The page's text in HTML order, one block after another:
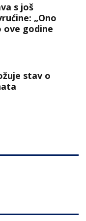
s još
„Ono
ove godine
stav o